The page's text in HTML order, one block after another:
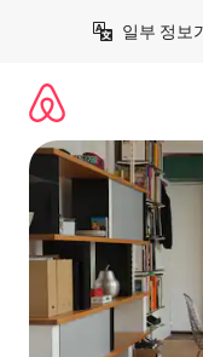
일부 정보